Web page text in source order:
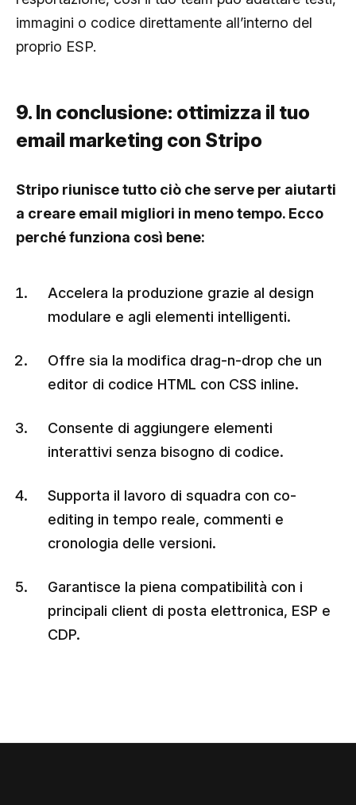
immagini o codice direttamente all’interno del
proprio ESP.
9. In conclusione: ottimizza il tuo
email marketing con Stripo
Stripo riunisce tutto ciò che serve per aiutarti
a creare email migliori in meno tempo. Ecco
perché funziona così bene:
Accelera la produzione grazie al design
modulare e agli elementi intelligenti.
Offre sia la modifica drag-n-drop che un
editor di codice HTML con CSS inline.
Consente di aggiungere elementi
interattivi senza bisogno di codice.
Supporta il lavoro di squadra con co-
editing in tempo reale, commenti e
cronologia delle versioni.
Garantisce la piena compatibilità con i
principali client di posta elettronica, ESP e
CDP.